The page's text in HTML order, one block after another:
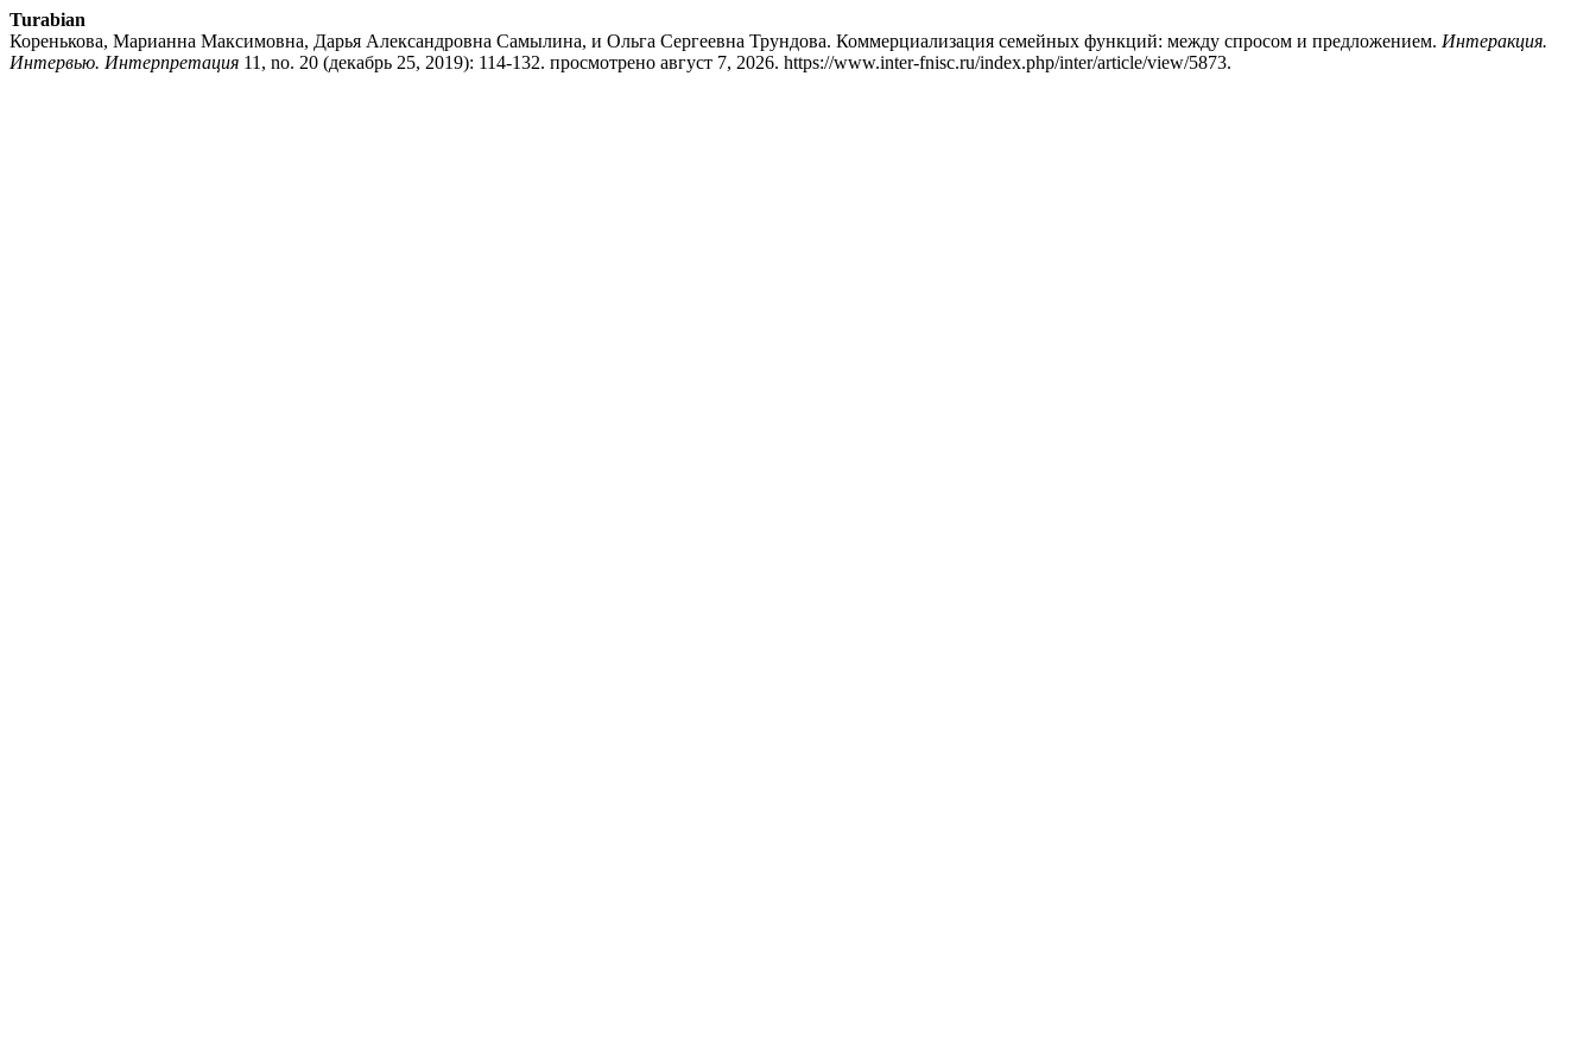
Turabian
Коренькова, Марианна Максимовна, Дарья Александровна Самылина, и Ольга Сергеевна Трундова. Коммерциализация семейных функций: между спросом и предложением. Интеракция.
Интервью. Интерпретация 11, no. 20 (декабрь 25, 2019): 114-132. просмотрено август 7, 2026. https://www.inter-fnisc.ru/index.php/inter/article/view/5873.